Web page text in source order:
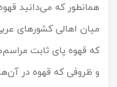
همانطور که می‌دانید
میان اهالی کشورهای
که قهوه پای ثابت
و ظروفی که قهوه در